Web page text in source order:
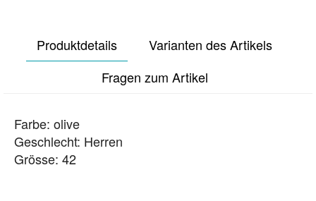
Produktdetails
Varianten des Artikels
Fragen zum Artikel
Farbe: olive
Geschlecht: Herren
Grösse: 42